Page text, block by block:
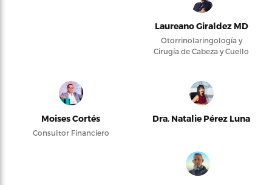
Laureano Giraldez MD
Otorrinolaringología y
Cirugía de Cabeza y Cuello
Moises Cortés
Consultor Financiero
Dra. Natalie Pérez Luna